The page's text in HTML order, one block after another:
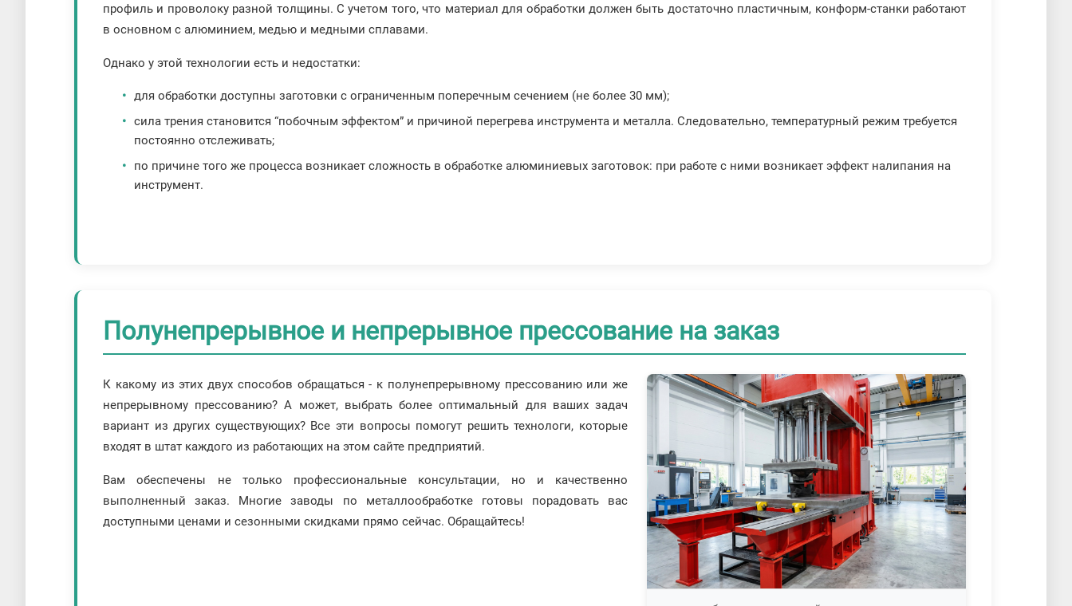
профиль и проволоку разной толщины. С учетом того, что материал для обработки должен быть достаточно пластичным, конформ-станки работают
в основном с алюминием, медью и медными сплавами.
Однако у этой технологии есть и недостатки:
для обработки доступны заготовки с ограниченным поперечным сечением (не более 30 мм);
сила трения становится “побочным эффектом” и причиной перегрева инструмента и металла. Следовательно, температурный режим требуется
постоянно отслеживать;
по причине того же процесса возникает сложность в обработке алюминиевых заготовок: при работе с ними возникает эффект налипания на
инструмент.
Полунепрерывное и непрерывное прессование на заказ
К какому из этих двух способов обращаться - к полунепрерывному прессованию или же
непрерывному прессованию? А может, выбрать более оптимальный для ваших задач
вариант из других существующих? Все эти вопросы помогут решить технологи, которые
входят в штат каждого из работающих на этом сайте предприятий.
Вам обеспечены не только профессиональные консультации, но и качественно
выполненный заказ. Многие заводы по металлообработке готовы порадовать вас
доступными ценами и сезонными скидками прямо сейчас. Обращайтесь!